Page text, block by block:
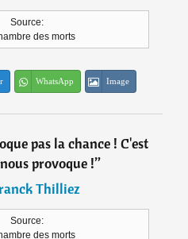
Source:
des morts
WhatsApp Image
pas la chance ! C'est
provoque !”
Thilliez
Source:
des morts